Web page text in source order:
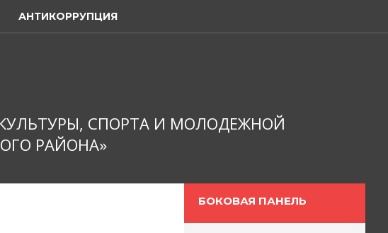
АНТИКОРРУПЦИЯ
СПОРТА И МОЛОДЕЖНОЙ
РАЙОНА»
БОКОВАЯ ПАНЕЛЬ